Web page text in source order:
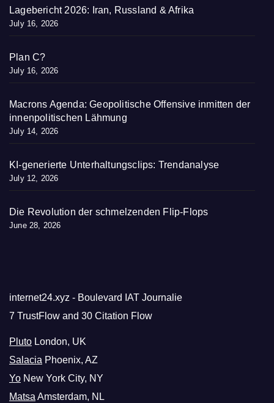
Lagebericht 2026: Iran, Russland & Afrika
July 16, 2026
Plan C?
July 16, 2026
Macrons Agenda: Geopolitische Offensive inmitten der
innenpolitischen Lähmung
July 14, 2026
KI-generierte Unterhaltungsclips: Trendanalyse
July 12, 2026
Die Revolution der schmelzenden Flip-Flops
June 28, 2026
internet24.xyz - Boulevard IAT Journalie
7 TrustFlow and 30 Citation Flow
Pluto London, UK
Salacia Phoenix, AZ
Yo New York City, NY
MatsaAmsterdam, NL